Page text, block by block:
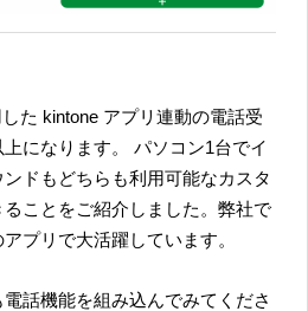
た kintone アプリ連動の電話受
になります。 パソコン1台でイ
ドもどちらも利用可能なカスタ
ことをご紹介しました。弊社で
プリで大活躍しています。
話機能を組み込んでみてくださ